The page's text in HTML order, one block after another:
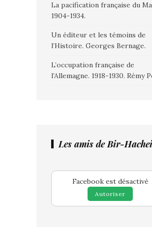
La pacification française du
1904-1934.
Un éditeur et les témoins de
l’Histoire. Georges Bernage.
L’occupation française de
l’Allemagne. 1918-1930. Rémy
Les amis de Bir-
Facebook est désactivé
Autoriser